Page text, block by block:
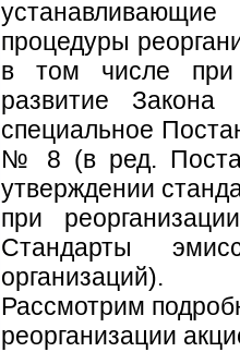
процедуры
в том числе при
развитие
специальное
№ 8 (в ред.
утверждении
при
Стандарты
организаций).
Рассмотрим
реорганизации